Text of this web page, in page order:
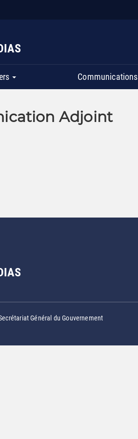
Communications
Adjoint
Général du Gouvernement